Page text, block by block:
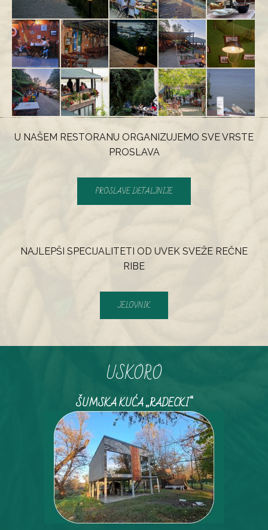
U NAŠEM RESTORANU ORGANIZUJEMO SVE VRSTE
PROSLAVA
PROSLAVE DETALJNIJE
NAJLEPŠI SPECIJALITETI OD UVEK SVEŽE REČNE
RIBE
JELOVNIK
USKORO
ŠUMSKA KUĆA „RADECKI“